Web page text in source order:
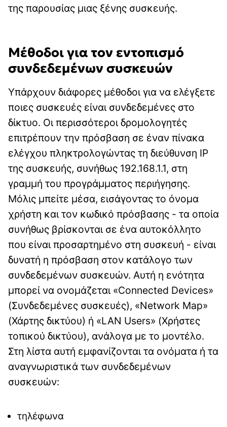
της παρουσίας μιας ξένης συσκευής.
Μέθοδοι για τον εντοπισμό
συνδεδεμένων συσκευών
Υπάρχουν διάφορες μέθοδοι για να ελέγξετε
ποιες συσκευές είναι συνδεδεμένες στο
δίκτυο. Οι περισσότεροι δρομολογητές
επιτρέπουν την πρόσβαση σε έναν πίνακα
ελέγχου πληκτρολογώντας τη διεύθυνση IP
της συσκευής, συνήθως 192.168.1.1, στη
γραμμή του προγράμματος περιήγησης.
Μόλις μπείτε μέσα, εισάγοντας το όνομα
χρήστη και τον κωδικό πρόσβασης - τα οποία
συνήθως βρίσκονται σε ένα αυτοκόλλητο
που είναι προσαρτημένο στη συσκευή - είναι
δυνατή η πρόσβαση στον κατάλογο των
συνδεδεμένων συσκευών. Αυτή η ενότητα
μπορεί να ονομάζεται «Connected Devices»
(Συνδεδεμένες συσκευές), «Network Map»
(Χάρτης δικτύου) ή «LAN Users» (Χρήστες
τοπικού δικτύου), ανάλογα με το μοντέλο.
Στη λίστα αυτή εμφανίζονται τα ονόματα ή τα
αναγνωριστικά των συνδεδεμένων
συσκευών:
τηλέφωνα